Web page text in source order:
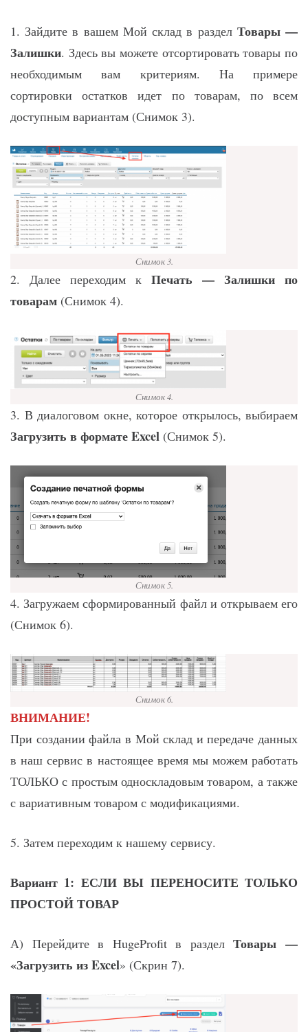
1. Зайдите в вашем Мой склад в раздел Товары —
Залишки. Здесь вы можете отсортировать товары по
необходимым вам критериям. На примере
сортировки остатков идет по товарам, по всем
доступным вариантам (Снимок 3).
Снимок 3.
2. Далее переходим к Печать — Залишки по
товарам (Снимок 4).
Снимок 4.
3. В диалоговом окне, которое открылось, выбираем
Загрузить в формате Excel (Снимок 5).
Снимок 5.
4. Загружаем сформированный файл и открываем его
(Снимок 6).
Снимок 6.
ВНИМАНИЕ!
При создании файла в Мой склад и передаче данных
в наш сервис в настоящее время мы можем работать
ТОЛЬКО с простым односкладовым товаром, а также
с вариативным товаром с модификациями.
5. Затем переходим к нашему сервису.
Вариант 1: ЕСЛИ ВЫ ПЕРЕНОСИТЕ ТОЛЬКО
ПРОСТОЙ ТОВАР
А) Перейдите в HugeProfit в разделТовары —
«Загрузить из Excel» (Скрин 7).